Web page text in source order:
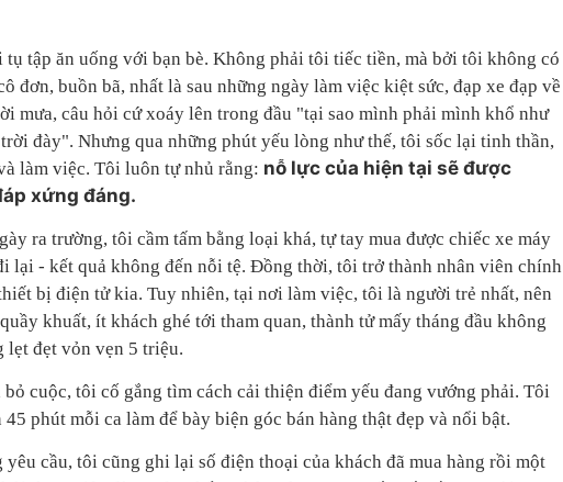
tập ăn uống với bạn bè. Không phải tôi tiếc tiền, mà bởi tôi không có
đơn, buồn bã, nhất là sau những ngày làm việc kiệt sức, đạp xe đạp về
mưa, câu hỏi cứ xoáy lên trong đầu "tại sao mình phải mình khổ như
đày". Nhưng qua những phút yếu lòng như thế, tôi sốc lại tinh thần,
làm việc. Tôi luôn tự nhủ rằng: nỗ lực của hiện tại sẽ được
xứng đáng.
ra trường, tôi cầm tấm bằng loại khá, tự tay mua được chiếc xe máy
lại - kết quả không đến nỗi tệ. Đồng thời, tôi trở thành nhân viên chính
bị điện tử kia. Tuy nhiên, tại nơi làm việc, tôi là người trẻ nhất, nên
khuất, ít khách ghé tới tham quan, thành tử mấy tháng đầu không
lẹt đẹt vỏn vẹn 5 triệu.
cuộc, tôi cố gắng tìm cách cải thiện điểm yếu đang vướng phải. Tôi
phút mỗi ca làm để bày biện góc bán hàng thật đẹp và nổi bật.
cầu, tôi cũng ghi lại số điện thoại của khách đã mua hàng rồi một